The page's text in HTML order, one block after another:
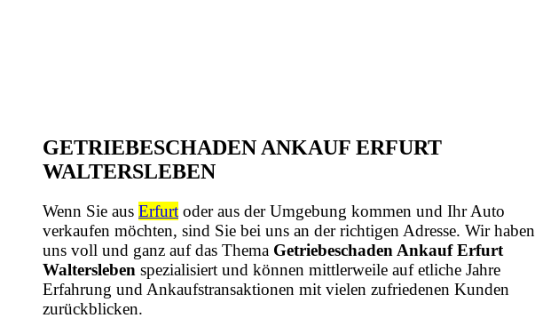
GETRIEBESCHADEN ANKAUF ERFURT
WALTERSLEBEN
Wenn Sie aus Erfurt oder aus der Umgebung kommen und Ihr Auto
verkaufen möchten, sind Sie bei uns an der richtigen Adresse. Wir haben
uns voll und ganz auf das Thema Getriebeschaden Ankauf Erfurt
Waltersleben spezialisiert und können mittlerweile auf etliche Jahre
Erfahrung und Ankaufstransaktionen mit vielen zufriedenen Kunden
zurückblicken.